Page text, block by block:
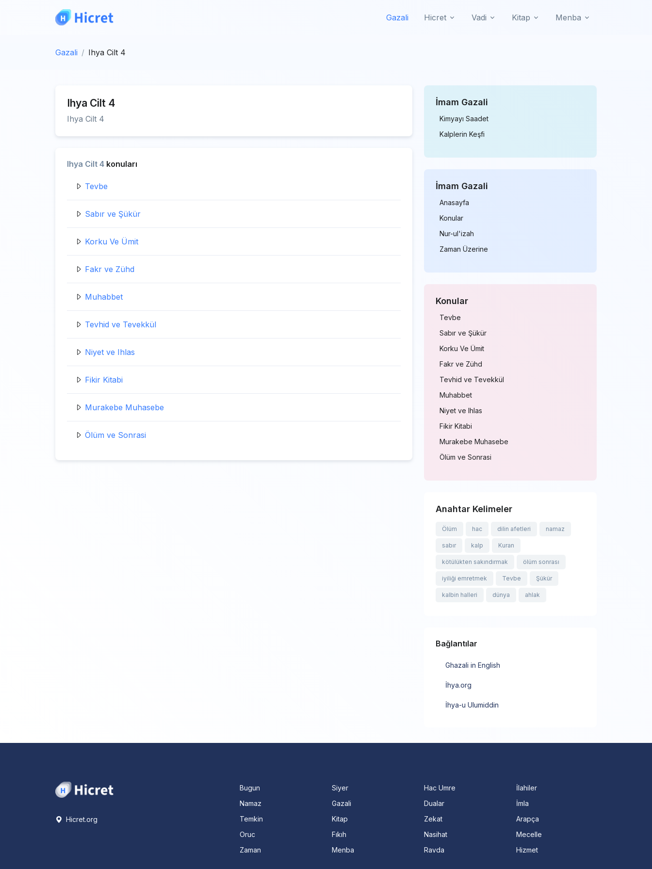
Gazali Hicret Vadi Kitap Menba
Gazali Ihya Cilt 4
Ihya Cilt 4
Ihya Cilt 4
Ihya Cilt 4 konuları
Tevbe
Sabır ve Şükür
Korku Ve Ümit
Fakr ve Zühd
Muhabbet
Tevhid ve Tevekkül
Niyet ve Ihlas
Fikir Kitabi
Murakebe Muhasebe
Ölüm ve Sonrasi
İmam Gazali
Kimyayı Saadet
Kalplerin Keşfi
İmam Gazali
Anasayfa
Konular
Nur-ul'izah
Zaman Üzerine
Konular
Tevbe
Sabır ve Şükür
Korku Ve Ümit
Fakr ve Zühd
Tevhid ve Tevekkül
Muhabbet
Niyet ve Ihlas
Fikir Kitabi
Murakebe Muhasebe
Ölüm ve Sonrasi
Anahtar Kelimeler
Ölüm hac dilin afetleri namaz
sabır kalp Kuran
kötülükten sakındırmak ölüm sonrası
iyiliği emretmek Tevbe Şükür
kalbin halleri dünya ahlak
Bağlantılar
Ghazali in English
İhya.org
İhya-u Ulumiddin
Hicret.org
Bugun
Namaz
Temkin
Oruc
Zaman
Siyer
Gazali
Kitap
Fıkıh
Menba
Hac Umre
Dualar
Zekat
Nasihat
Ravda
İlahiler
İmla
Arapça
Mecelle
Hizmet